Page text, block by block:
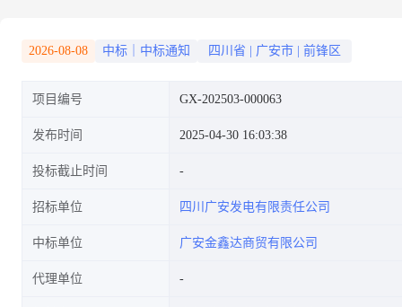
2026-08-08 中标｜中标通知 四川省 广安市 前锋区
项目编号 GX-202503-000063
发布时间 2025-04-30 16:03:38
投标截止时间
招标单位 四川广安发电有限责任公司
中标单位 广安金鑫达商贸有限公司
代理单位